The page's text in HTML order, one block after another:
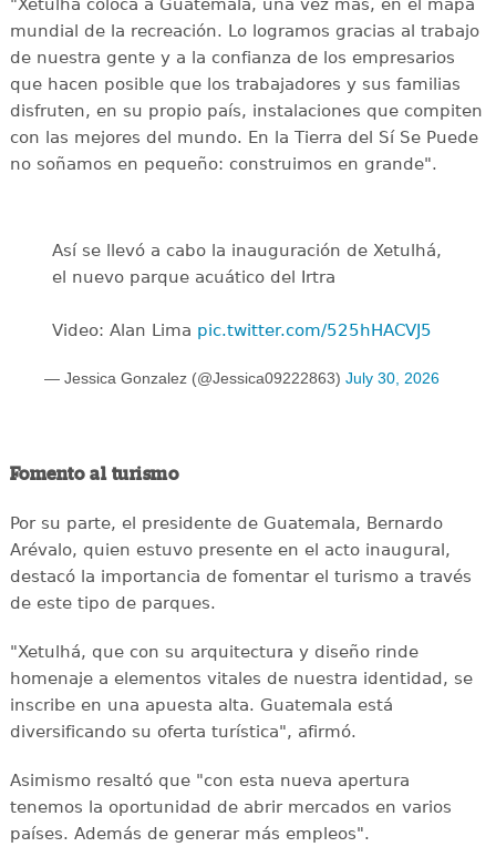
"Xetulhá coloca a Guatemala, una vez más, en el mapa
mundial de la recreación. Lo logramos gracias al trabajo
de nuestra gente y a la confianza de los empresarios
que hacen posible que los trabajadores y sus familias
disfruten, en su propio país, instalaciones que compiten
con las mejores del mundo. En la Tierra del Sí Se Puede
no soñamos en pequeño: construimos en grande".
Así se llevó a cabo la inauguración de Xetulhá,
el nuevo parque acuático del Irtra
Video: Alan Lima pic.twitter.com/525hHACVJ5
— Jessica Gonzalez (@Jessica09222863) July 30, 2026
Fomento al turismo
Por su parte, el presidente de Guatemala, Bernardo
Arévalo, quien estuvo presente en el acto inaugural,
destacó la importancia de fomentar el turismo a través
de este tipo de parques.
"Xetulhá, que con su arquitectura y diseño rinde
homenaje a elementos vitales de nuestra identidad, se
inscribe en una apuesta alta. Guatemala está
diversificando su oferta turística", afirmó.
Asimismo resaltó que "con esta nueva apertura
tenemos la oportunidad de abrir mercados en varios
países. Además de generar más empleos".